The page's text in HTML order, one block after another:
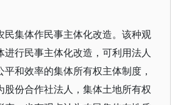
民集体作民事主体化改造。该种观
进行民事主体化改造，可利用法人
和效率的集体所有权主体制度，
股份合作社法人，集体土地所有权